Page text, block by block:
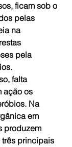
ficam sob o
pelas
na
pela
falta
ação os
Na
em
produzem
três principais